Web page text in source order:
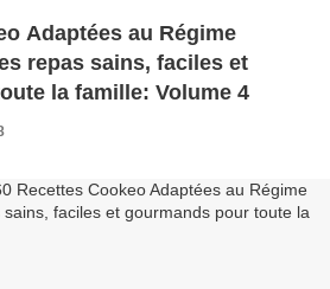
Adaptées au Régime
repas sains, faciles et
la famille: Volume 4